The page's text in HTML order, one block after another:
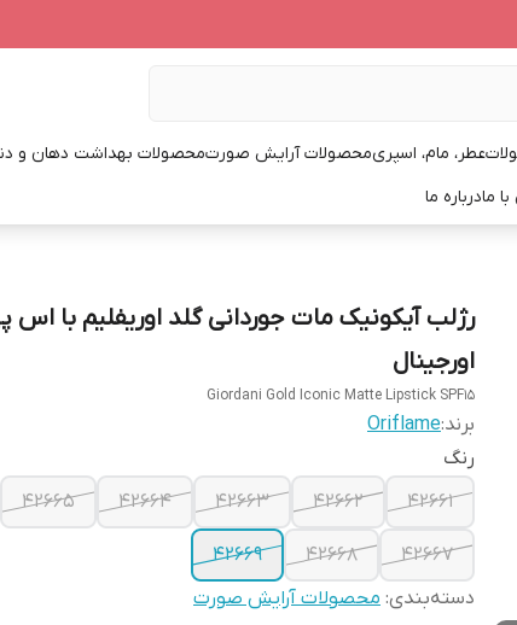
عطر، مام، اسپریمحصولات آرایش صورتمحصولات بهداشت دهان و
مادرباره ما
اورجینال
Giordani Gold Iconic Matte Lipstick SPF15
برند:Oriflame
رنگ
42661
42662
42663
42664
42665
42667
42668
42669
دسته‌بندی: محصولات آرایش صورت